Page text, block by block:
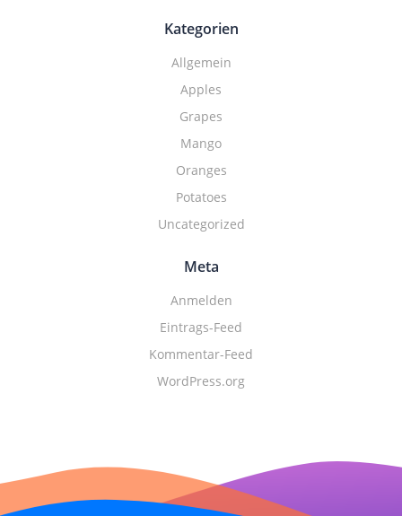
Kategorien
Allgemein
Apples
Grapes
Mango
Oranges
Potatoes
Uncategorized
Meta
Anmelden
Eintrags-Feed
Kommentar-Feed
WordPress.org